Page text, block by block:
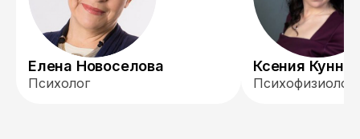
Елена Новоселова
Психолог
Ксения
Психофизиолог